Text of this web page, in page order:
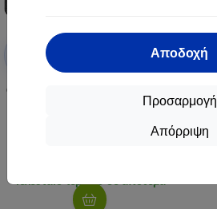
Αποδοχή
Προσαρμογή
Απόρριψη
Έκπτωση
κουπόνι
EXTRA10
Θήκη TECH-PROTECT WALLET για
MOTOROLA MOTO G24 / G24